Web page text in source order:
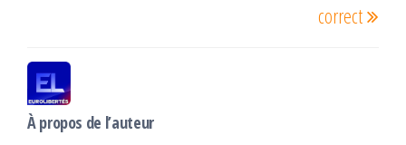
correct
À propos de l’auteur